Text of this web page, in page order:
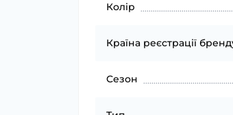
Колір
Країна реєстрації
Сезон